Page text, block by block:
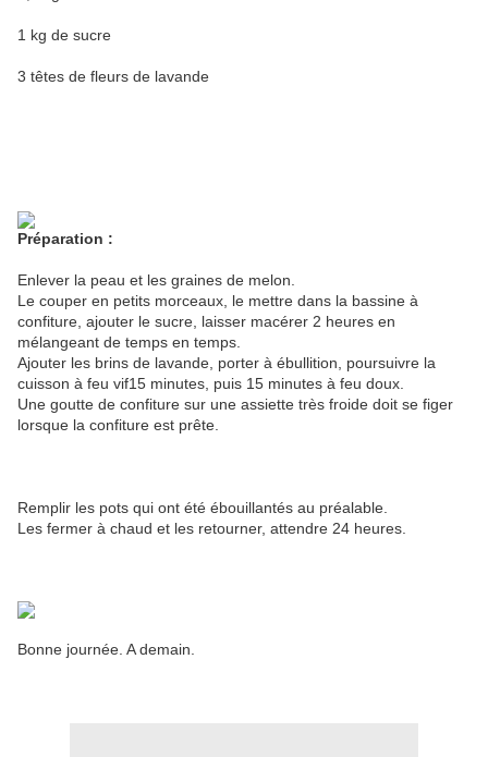
1 kg de sucre
3 têtes de fleurs de lavande
Préparation :
Enlever la peau et les graines de melon.
Le couper en petits morceaux, le mettre dans la bassine à
confiture, ajouter le sucre, laisser macérer 2 heures en
mélangeant de temps en temps.
Ajouter les brins de lavande, porter à ébullition, poursuivre la
cuisson à feu vif15 minutes, puis 15 minutes à feu doux.
Une goutte de confiture sur une assiette très froide doit se figer
lorsque la confiture est prête.
Remplir les pots qui ont été ébouillantés au préalable.
Les fermer à chaud et les retourner, attendre 24 heures.
Bonne journée. A demain.